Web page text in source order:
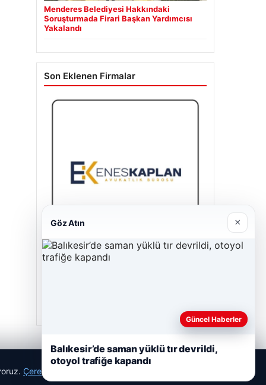
Menderes Belediyesi Hakkındaki
Soruşturmada Firari Başkan Yardımcısı
Yakalandı
Son Eklenen Firmalar
Enes Kaplan Avukatlık Bürosu
Çerez Politikamız
Göz Atın ×
Güncel Haberler
Balıkesir’de saman yüklü tır devrildi,
otoyol trafiğe kapandı